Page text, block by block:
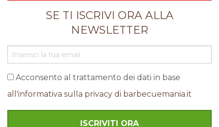
SE TI ISCRIVI ORA ALLA
NEWSLETTER
Acconsento al trattamento dei dati in base
all'informativa sulla privacy di barbecuemania.it